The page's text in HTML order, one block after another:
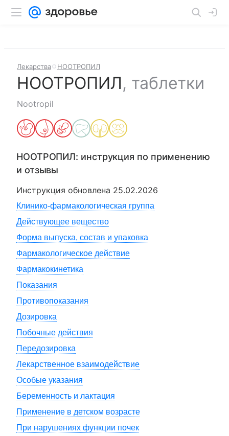
Лекарства НООТРОПИЛ
НООТРОПИЛ, таблетки
Nootropil
НООТРОПИЛ: инструкция по применению
и отзывы
Инструкция обновлена 25.02.2026
Клинико-фармакологическая группа
Действующее вещество
Форма выпуска, состав и упаковка
Фармакологическое действие
Фармакокинетика
Показания
Противопоказания
Дозировка
Побочные действия
Передозировка
Лекарственное взаимодействие
Особые указания
Беременность и лактация
Применение в детском возрасте
При нарушениях функции почек